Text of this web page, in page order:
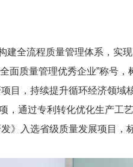
建全流程质量管理体系，实
质量管理优秀企业”称号，
目，持续提升循环经济领域
通过专利转化优化生产工
》入选省级质量发展项目，